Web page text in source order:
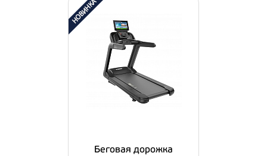
Беговая дорожка